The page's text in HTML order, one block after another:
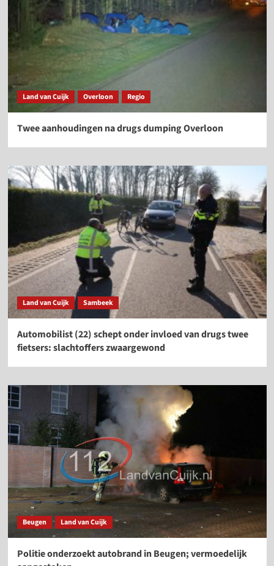
Land van Cuijk Overloon Regio
Twee aanhoudingen na drugs dumping Overloon
Land van Cuijk Sambeek
Automobilist (22) schept onder invloed van drugs twee
fietsers: slachtoffers zwaargewond
Beugen Land van Cuijk
Politie onderzoekt autobrand in Beugen; vermoedelijk